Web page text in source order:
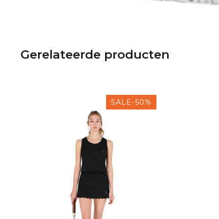
Gerelateerde producten
SALE-50%